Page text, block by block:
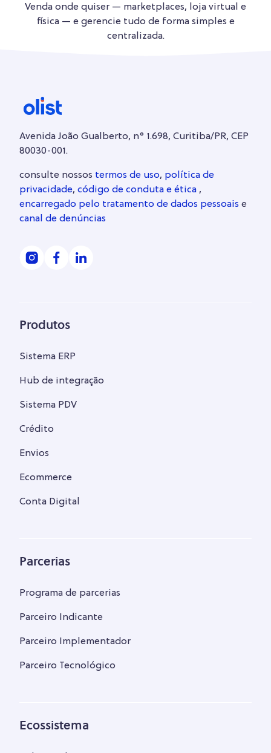
Venda onde quiser — marketplaces, loja virtual e
física — e gerencie tudo de forma simples e
centralizada.
Avenida João Gualberto, n° 1.698, Curitiba/PR, CEP
80030-001.
consulte nossos termos de uso, política de
privacidade, código de conduta e ética ,
encarregado pelo tratamento de dados pessoais e
canal de denúncias
Produtos
Sistema ERP
Hub de integração
Sistema PDV
Crédito
Envios
Ecommerce
Conta Digital
Parcerias
Programa de parcerias
Parceiro Indicante
Parceiro Implementador
Parceiro Tecnológico
Ecossistema